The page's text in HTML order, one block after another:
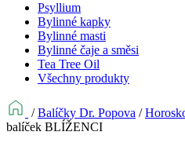
Psyllium
Bylinné kapky
Bylinné masti
Bylinné čaje a směsi
Tea Tree Oil
Všechny produkty
/Balíčky Dr. Popova /
balíček BLÍŽENCI